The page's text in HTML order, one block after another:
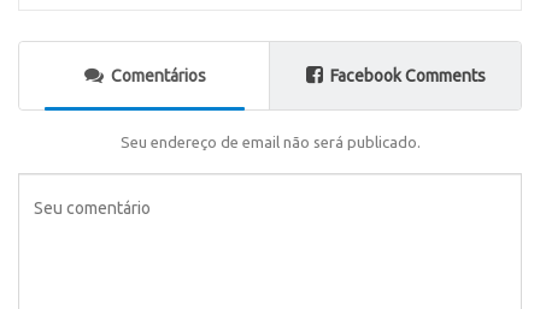
Comentários Facebook Comments
Seu endereço de email não será publicado.